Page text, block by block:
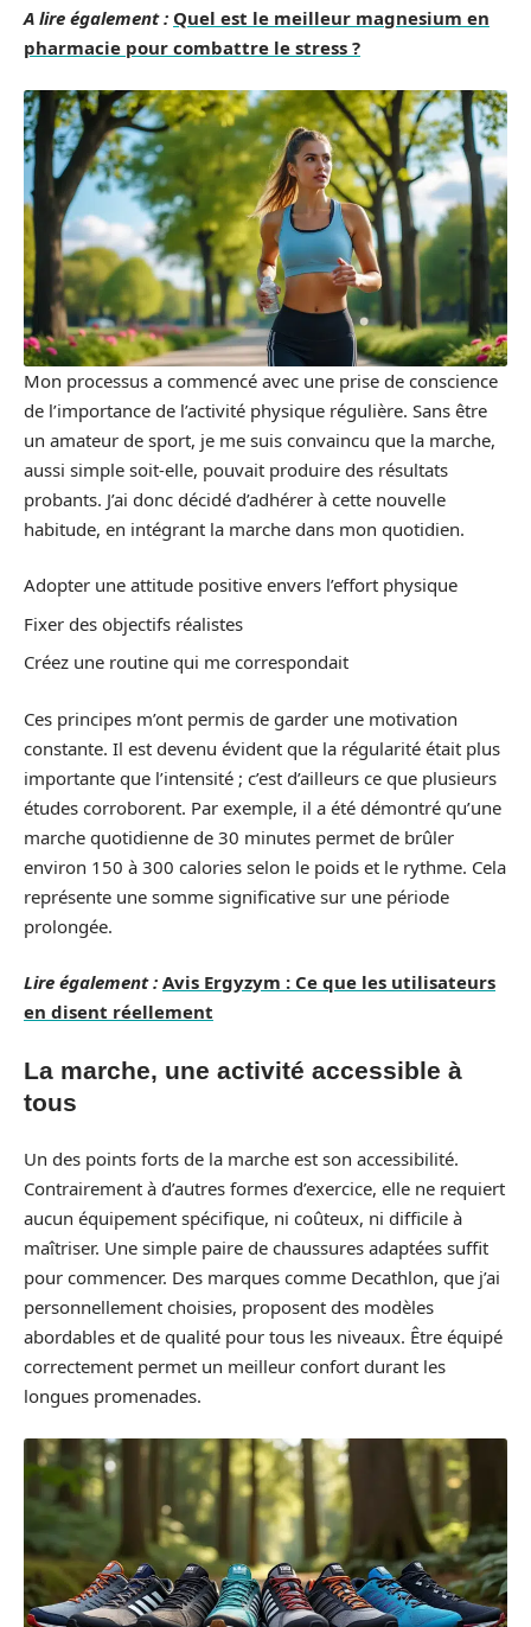
A lire également : Quel est le meilleur magnesium en
pharmacie pour combattre le stress ?
Mon processus a commencé avec une prise de conscience
de l’importance de l’activité physique régulière. Sans être
un amateur de sport, je me suis convaincu que la marche,
aussi simple soit-elle, pouvait produire des résultats
probants. J’ai donc décidé d’adhérer à cette nouvelle
habitude, en intégrant la marche dans mon quotidien.
Adopter une attitude positive envers l’effort physique
Fixer des objectifs réalistes
Créez une routine qui me correspondait
Ces principes m’ont permis de garder une motivation
constante. Il est devenu évident que la régularité était plus
importante que l’intensité ; c’est d’ailleurs ce que plusieurs
études corroborent. Par exemple, il a été démontré qu’une
marche quotidienne de 30 minutes permet de brûler
environ 150 à 300 calories selon le poids et le rythme. Cela
représente une somme significative sur une période
prolongée.
Lire également : Avis Ergyzym : Ce que les utilisateurs
en disent réellement
La marche, une activité accessible à
tous
Un des points forts de la marche est son accessibilité.
Contrairement à d’autres formes d’exercice, elle ne requiert
aucun équipement spécifique, ni coûteux, ni difficile à
maîtriser. Une simple paire de chaussures adaptées suffit
pour commencer. Des marques comme Decathlon, que j’ai
personnellement choisies, proposent des modèles
abordables et de qualité pour tous les niveaux. Être équipé
correctement permet un meilleur confort durant les
longues promenades.